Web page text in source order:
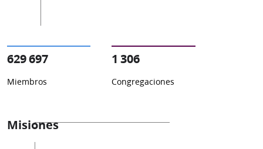
629 697
Miembros
1 306
Congregaciones
Misiones